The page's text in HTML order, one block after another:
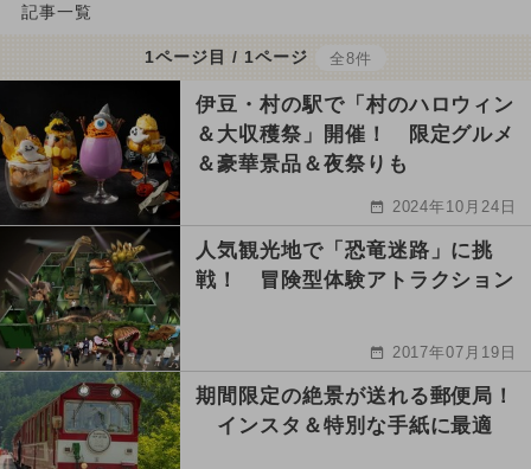
記事一覧
1ページ目 / 1ページ 全8件
伊豆・村の駅で「村のハロウィン
＆大収穫祭」開催！ 限定グルメ
＆豪華景品＆夜祭りも
2024年10月24日
人気観光地で「恐竜迷路」に挑
戦！ 冒険型体験アトラクション
2017年07月19日
期間限定の絶景が送れる郵便局！
インスタ＆特別な手紙に最適